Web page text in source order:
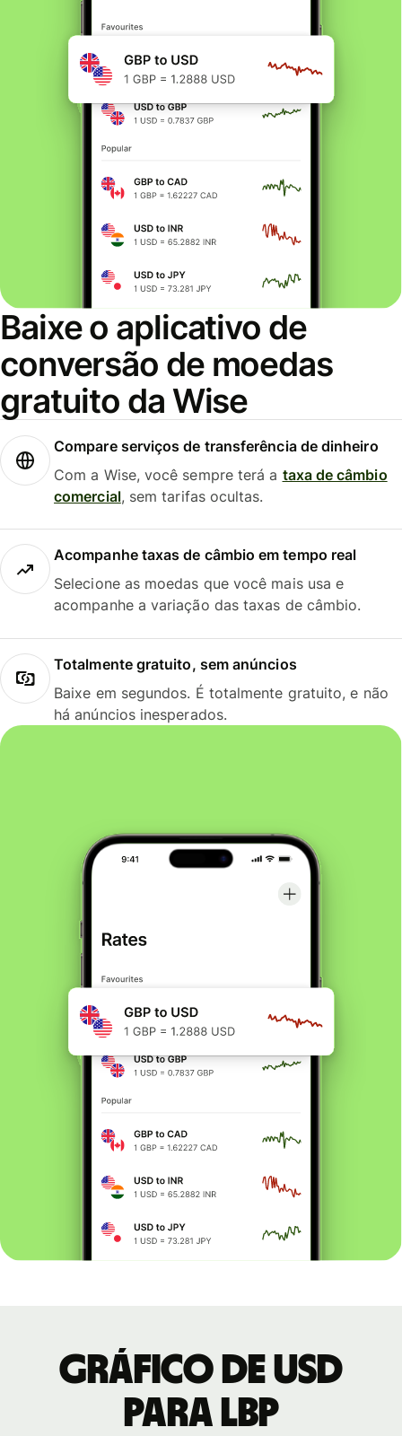
Baixe o aplicativo de
conversão de moedas
gratuito da Wise
Compare serviços de transferência de dinheiro
Com a Wise, você sempre terá a taxa de câmbio
comercial, sem tarifas ocultas.
Acompanhe taxas de câmbio em tempo real
Selecione as moedas que você mais usa e
acompanhe a variação das taxas de câmbio.
Totalmente gratuito, sem anúncios
Baixe em segundos. É totalmente gratuito, e não
há anúncios inesperados.
Gráfico de USD
para LBP